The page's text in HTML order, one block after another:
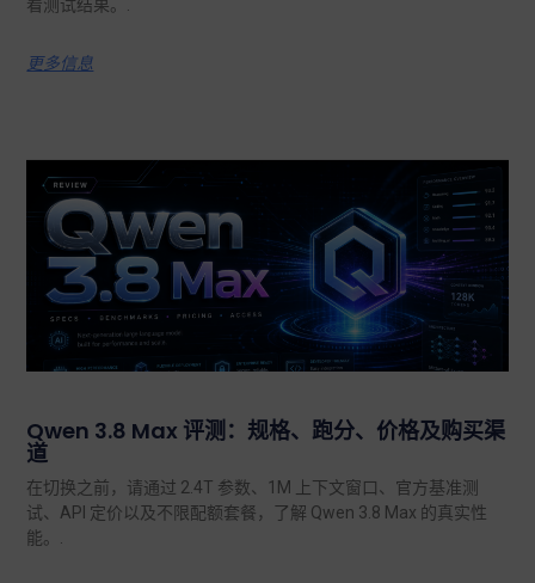
看测试结果。.
更多信息
Qwen 3.8 Max 评测：规格、跑分、价格及购买渠
道
在切换之前，请通过 2.4T 参数、1M 上下文窗口、官方基准测
试、API 定价以及不限配额套餐，了解 Qwen 3.8 Max 的真实性
能。.